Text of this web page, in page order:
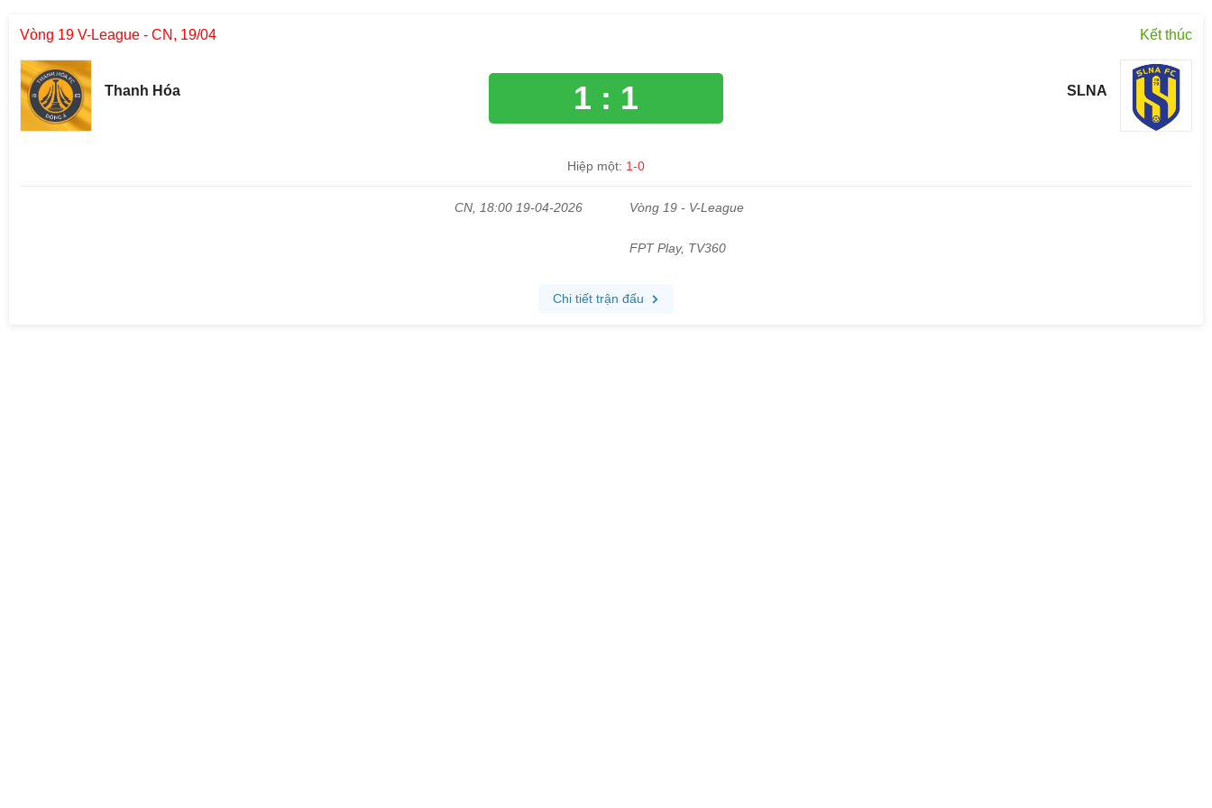
Vòng 19 V-League - CN, 19/04 Kết thúc
Thanh Hóa 1 : 1 SLNA
Hiệp một: 1-0
CN, 18:00 19-04-2026 Vòng 19 - V-League
FPT Play, TV360
Chi tiết trận đấu